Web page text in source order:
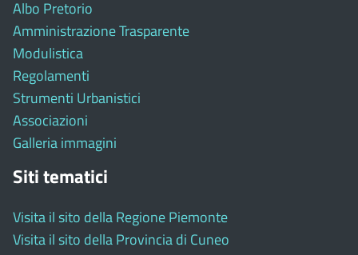
Albo Pretorio
Amministrazione Trasparente
Modulistica
Regolamenti
Strumenti Urbanistici
Associazioni
Galleria immagini
Siti tematici
Visita il sito della Regione Piemonte
Visita il sito della Provincia di Cuneo